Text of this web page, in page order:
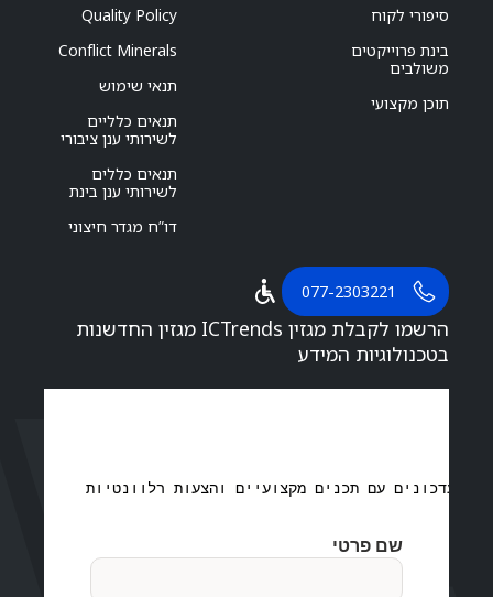
סיפורי לקוח
בינת פרוייקטים
משולבים
תוכן מקצועי
Quality Policy
Conflict Minerals
תנאי שימוש
תנאים כלליים
לשירותי ענן ציבורי
תנאים כללים
לשירותי ענן בינת
דו”ח מגדר חיצוני
077-2303221
הרשמו לקבלת מגזין ICTrends מגזין החדשנות
בטכנולוגיות המידע